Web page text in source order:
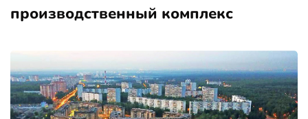
производственный комплекс